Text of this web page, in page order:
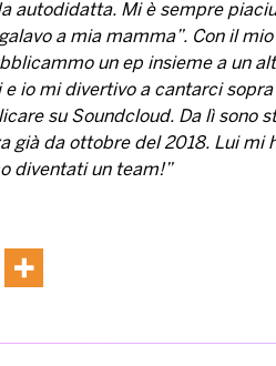
autodidatta. Mi è sempre
a mia mamma”. Con il
un ep insieme a un
io mi divertivo a cantarci
su Soundcloud. Da lì sono
già da ottobre del 2018. Lui mi
diventati un team!”